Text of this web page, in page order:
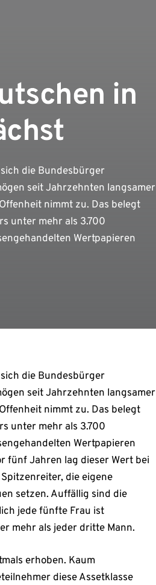
in
die Bundesbürger
seit Jahrzehnten langsamer
nimmt zu. Das belegt
unter mehr als 3.700
Wertpapieren
die Bundesbürger
seit Jahrzehnten langsamer
nimmt zu. Das belegt
unter mehr als 3.700
Wertpapieren
fünf Jahren lag dieser Wert bei
die eigene
setzen. Auffällig sind die
jede fünfte Frau ist
mehr als jeder dritte Mann.
erhoben. Kaum
diese Assetklasse